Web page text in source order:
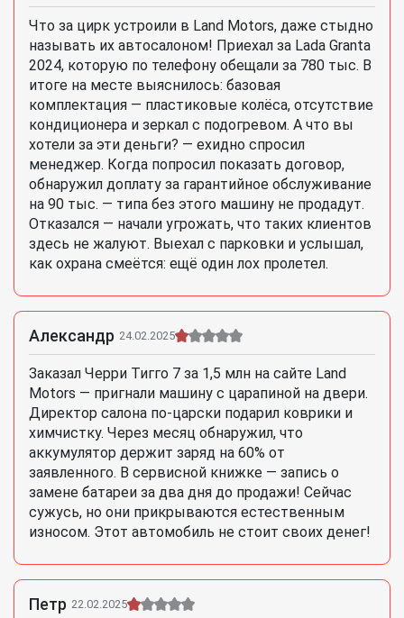
Что за цирк устроили в Land Motors, даже стыдно
называть их автосалоном! Приехал за Lada Granta
2024, которую по телефону обещали за 780 тыс. В
итоге на месте выяснилось: базовая
комплектация — пластиковые колёса, отсутствие
кондиционера и зеркал с подогревом. А что вы
хотели за эти деньги? — ехидно спросил
менеджер. Когда попросил показать договор,
обнаружил доплату за гарантийное обслуживание
на 90 тыс. — типа без этого машину не продадут.
Отказался — начали угрожать, что таких клиентов
здесь не жалуют. Выехал с парковки и услышал,
как охрана смеётся: ещё один лох пролетел.
Александр 24.02.2025
Заказал Черри Тигго 7 за 1,5 млн на сайте Land
Motors — пригнали машину с царапиной на двери.
Директор салона по-царски подарил коврики и
химчистку. Через месяц обнаружил, что
аккумулятор держит заряд на 60% от
заявленного. В сервисной книжке — запись о
замене батареи за два дня до продажи! Сейчас
сужусь, но они прикрываются естественным
износом. Этот автомобиль не стоит своих денег!
Петр 22.02.2025